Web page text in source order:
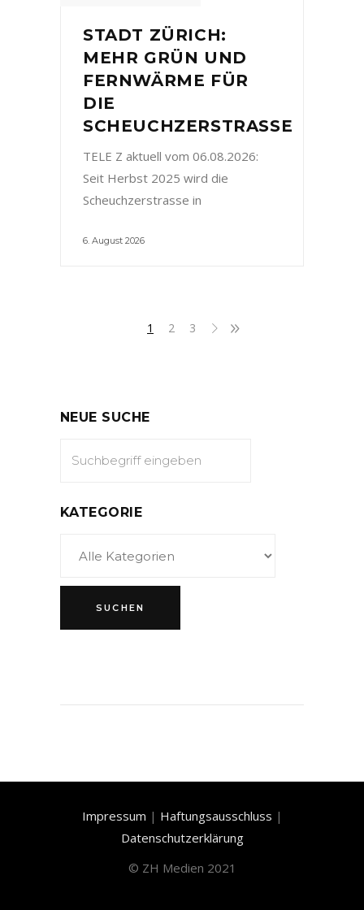
STADT ZÜRICH:
MEHR GRÜN UND
FERNWÄRME FÜR
DIE
SCHEUCHZERSTRASSE
TELE Z aktuell vom 06.08.2026:
Seit Herbst 2025 wird die
Scheuchzerstrasse in
6. August 2026
1 2 3
NEUE SUCHE
KATEGORIE
Impressum | Haftungsausschluss |
Datenschutzerklärung
© ZH Medien 2021